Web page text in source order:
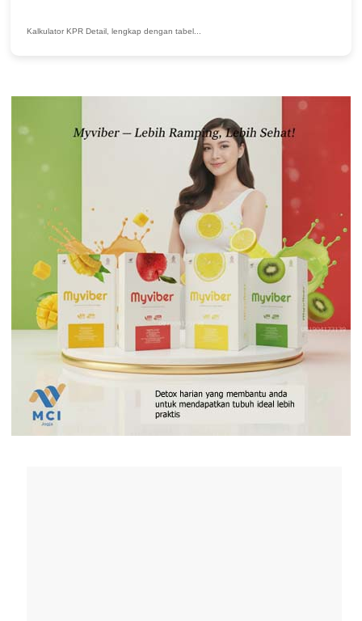
Kalkulator KPR Detail, lengkap dengan tabel...